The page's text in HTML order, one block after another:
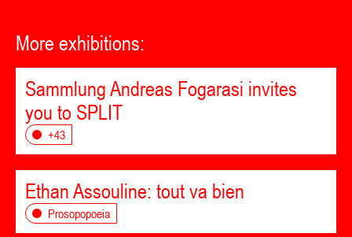
More exhibitions:
Sammlung Andreas Fogarasi invites
you to SPLIT
+43
Ethan Assouline: tout va bien
Prosopopoeia